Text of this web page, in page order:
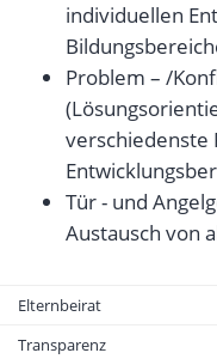
individuellen
Problem – /
verschiedenste
Tür - und
Austausch von
Elternbeirat
Transparenz